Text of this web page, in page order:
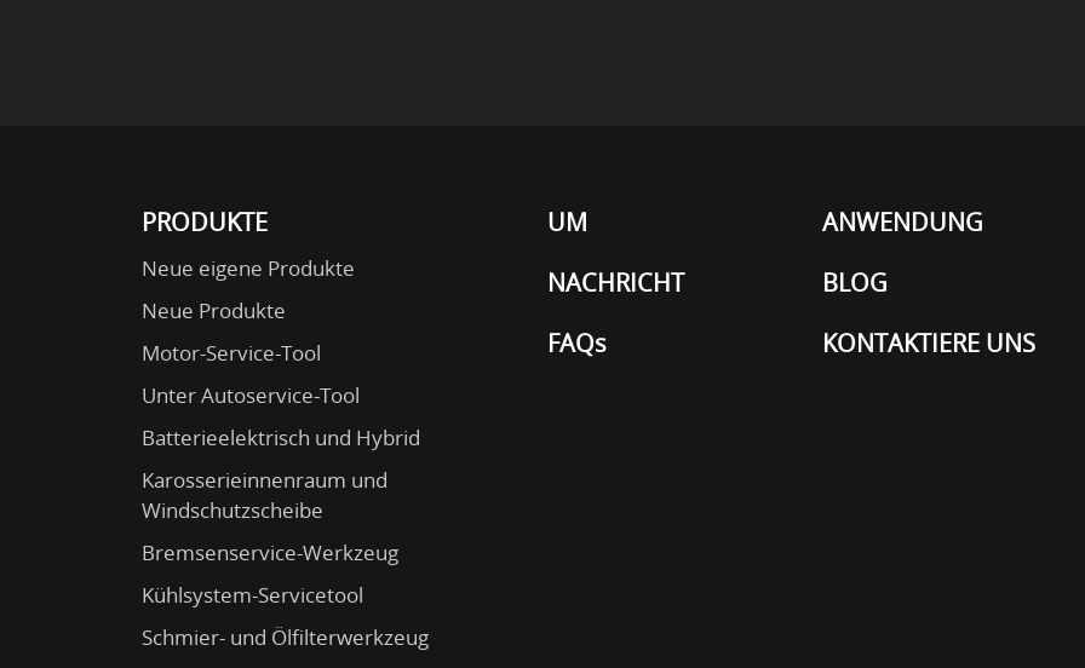
PRODUKTE
Neue eigene Produkte
Neue Produkte
Motor-Service-Tool
Unter Autoservice-Tool
Batterieelektrisch und Hybrid
Karosserieinnenraum und
Windschutzscheibe
Bremsenservice-Werkzeug
Kühlsystem-Servicetool
Schmier- und Ölfilterwerkzeug
UM
ANWENDUNG
NACHRICHT
BLOG
FAQs
KONTAKTIERE UNS